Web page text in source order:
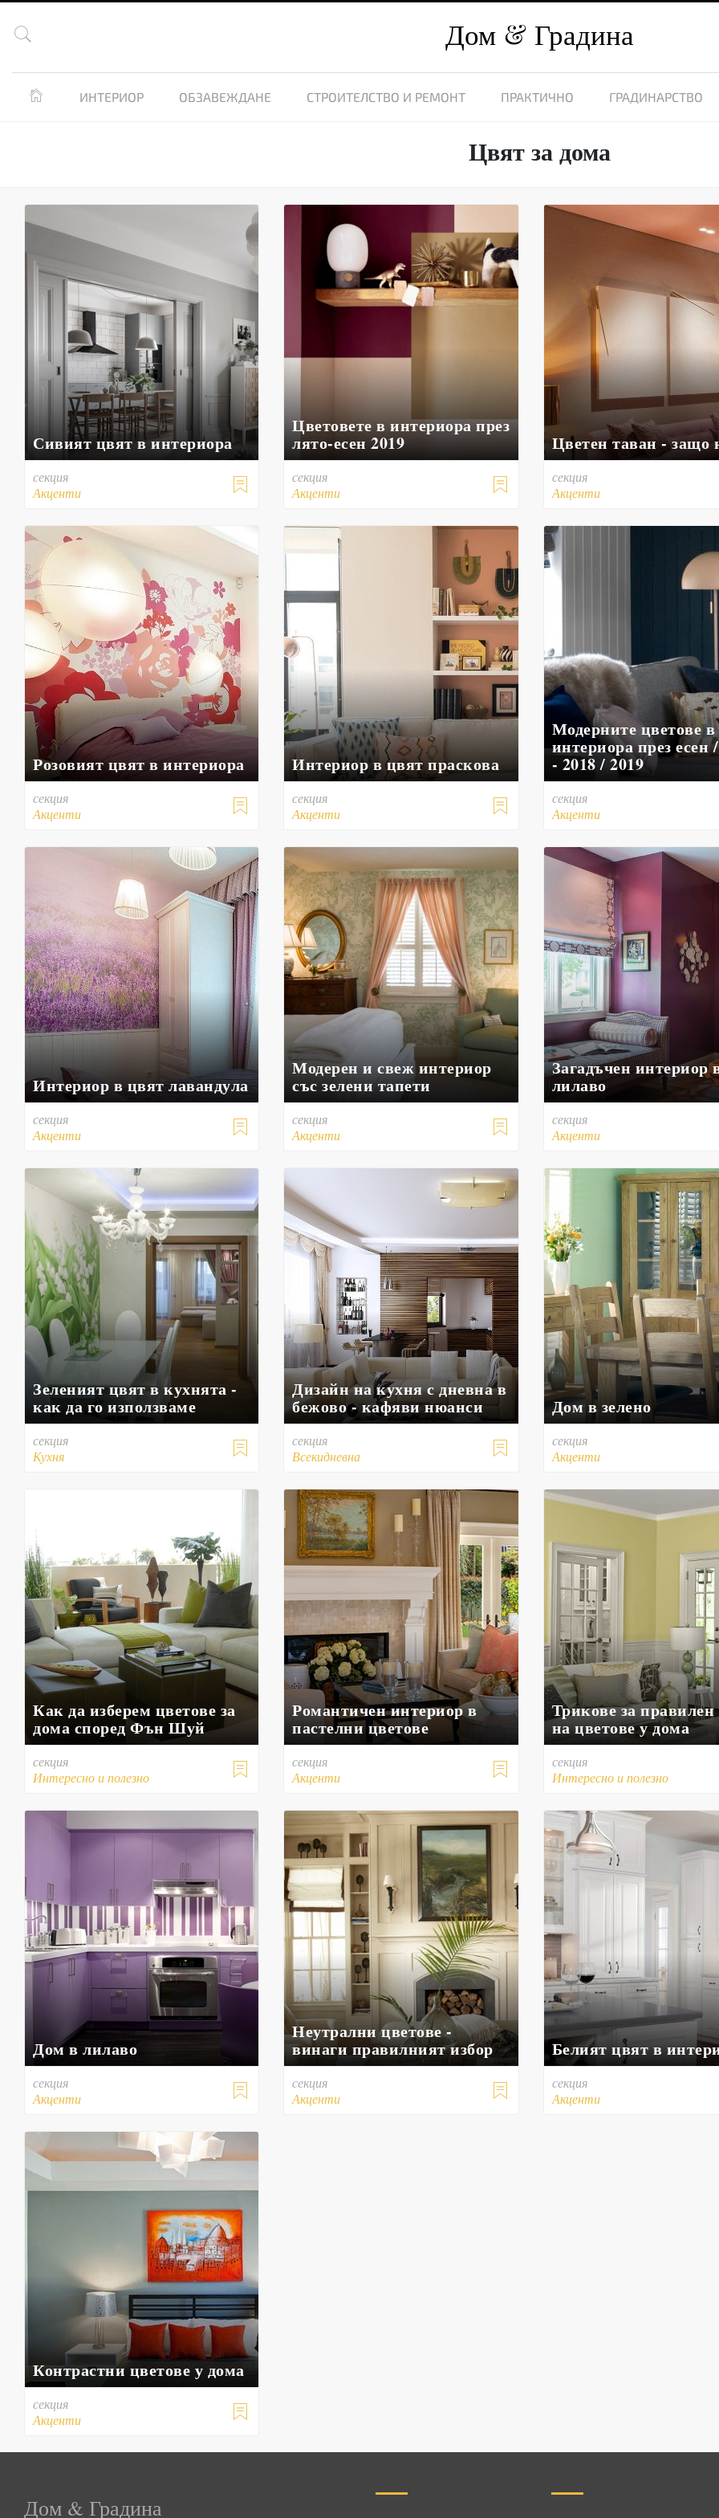
 Дом Градина
 ИНТЕРИОР ОБЗАВЕЖДАНЕ СТРОИТЕЛСТВО И РЕМОНТ ПРАКТИЧНО ГРАДИНАРСТВО
Цвят за дома
Сивият цвят в интериора

секция
Акценти
Цветовете в интериора през
лято-есен 2019

секция
Акценти
Цветен таван - защо
секция
Акценти
Розовият цвят в интериора

секция
Акценти
Интериор в цвят праскова

секция
Акценти
Модерните цветове в
интериора през есен
- 2018 / 2019
секция
Акценти
Интериор в цвят лавандула

секция
Акценти
Модерен и свеж интериор
със зелени тапети

секция
Акценти
Загадъчен интериор
лилаво
секция
Акценти
Зеленият цвят в кухнята -
как да го използваме

секция
Кухня
Дизайн на кухня с дневна в
бежово - кафяви нюанси

секция
Всекидневна
Дом в зелено
секция
Акценти
Как да изберем цветове за
дома според Фън Шуй

секция
Интересно и полезно
Романтичен интериор в
пастелни цветове

секция
Акценти
Трикове за правилен
на цветове у дома
секция
Интересно и полезно
Дом в лилаво

секция
Акценти
Неутрални цветове -
винаги правилният избор

секция
Акценти
Белият цвят в
секция
Акценти
Контрастни цветове у дома

секция
Акценти
Дом & Градина